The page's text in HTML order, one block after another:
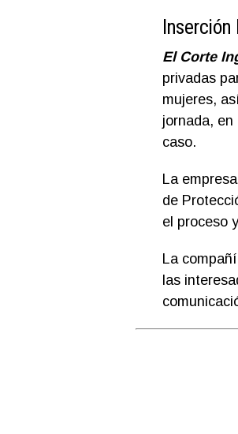
El Corte
privadas
mujeres,
jornada,
caso.
La
de
el proceso
La
las